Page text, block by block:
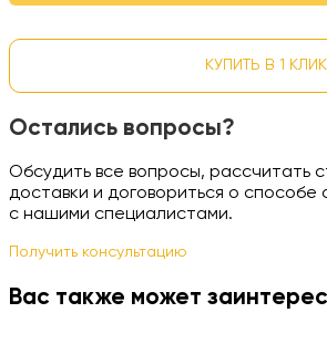
КУПИТЬ В 1 КЛИК
Остались вопросы?
Обсудить все вопросы, рассчитать
доставки и договориться о способе
с нашими специалистами.
Получить консультацию
Вас также может